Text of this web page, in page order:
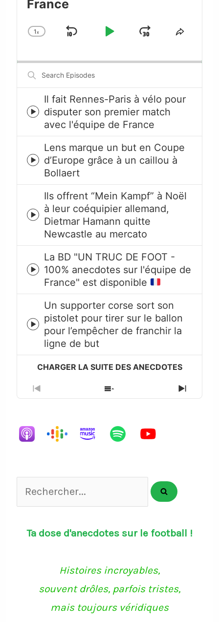
France
Change
1x
Skip
Play
JumpShare
Search
Episodes
Episode
play
icon
Il fait Rennes-Paris à vélo pour
disputer son premier match
avec l'équipe de France
Episode
play
icon
Lens marque un but en Coupe
d’Europe grâce à un caillou à
Bollaert
Episode
play
icon
Ils offrent “Mein Kampf” à Noël
à leur coéquipier allemand,
Dietmar Hamann quitte
Newcastle au mercato
Episode
play
icon
La BD "UN TRUC DE FOOT -
100% anecdotes sur l'équipe de
France" est disponible
Episode
play
icon
Un supporter corse sort son
pistolet pour tirer sur le ballon
pour l’empêcher de franchir la
ligne de but
Previous
Episode
Show
Episodes
Next
Episode
Rechercher...
Ta dose d'anecdotes sur le football !
Histoires incroyables,
souvent drôles, parfois tristes,
mais toujours véridiques